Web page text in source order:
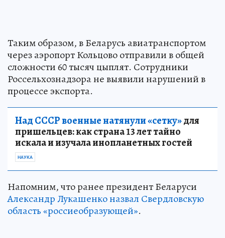
Таким образом, в Беларусь авиатранспортом
через аэропорт Кольцово отправили в общей
сложности 60 тысяч цыплят. Сотрудники
Россельхознадзора не выявили нарушений в
процессе экспорта.
Над СССР военные натянули «сетку»для
пришельцев: как страна 13 лет тайно
искала и изучала инопланетных гостей
НАУКА
Напомним, что ранее президент Беларуси
Александр Лукашенко назвал Свердловскую
область «россиеобразующей».